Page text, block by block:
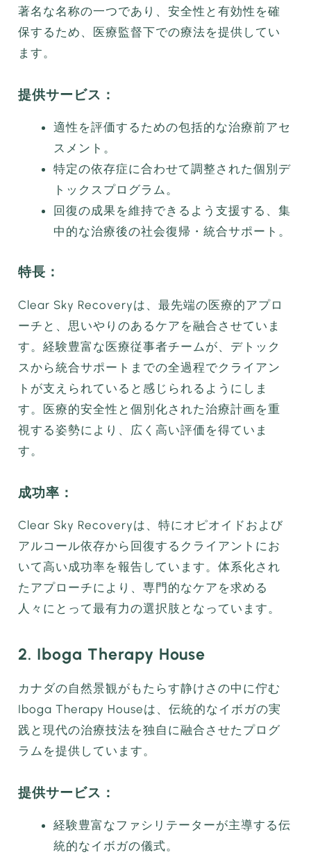
著名な名称の一つであり、安全性と有効性を確
保するため、医療監督下での療法を提供してい
ます。
提供サービス：
適性を評価するための包括的な治療前アセ
スメント。
特定の依存症に合わせて調整された個別デ
トックスプログラム。
回復の成果を維持できるよう支援する、集
中的な治療後の社会復帰・統合サポート。
特長：
Clear Sky Recoveryは、最先端の医療的アプロ
ーチと、思いやりのあるケアを融合させていま
す。経験豊富な医療従事者チームが、デトック
スから統合サポートまでの全過程でクライアン
トが支えられていると感じられるようにしま
す。医療的安全性と個別化された治療計画を重
視する姿勢により、広く高い評価を得ていま
す。
成功率：
Clear Sky Recoveryは、特にオピオイドおよび
アルコール依存から回復するクライアントにお
いて高い成功率を報告しています。体系化され
たアプローチにより、専門的なケアを求める
人々にとって最有力の選択肢となっています。
2. Iboga Therapy House
カナダの自然景観がもたらす静けさの中に佇む
Iboga Therapy Houseは、伝統的なイボガの実
践と現代の治療技法を独自に融合させたプログ
ラムを提供しています。
提供サービス：
経験豊富なファシリテーターが主導する伝
統的なイボガの儀式。